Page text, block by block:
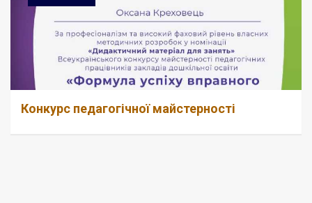
Конкурс педагогічної майстерності